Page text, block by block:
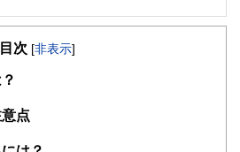
集部は、金融、経済に関する記事を、日々
も理解できるようわかりやすく発信していま
金や暮らし」に関する書籍・雑誌の編集経
企画立案から記事掲載まですべての工程に
目次 [非表示]
点